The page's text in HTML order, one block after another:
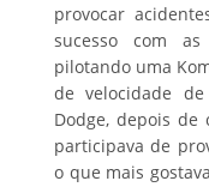
provocar
sucesso com
pilotando uma
de velocidade
Dodge, depois de
participava de
o que mais